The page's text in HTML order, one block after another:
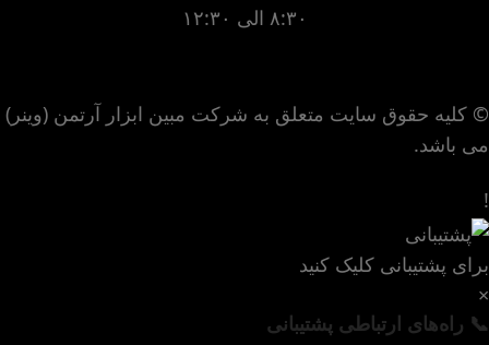
۸:۳۰ الی ۱۲:۳۰
© کلیه حقوق سایت متعلق به شرکت مبین ابزار آرتمن (وینر)
می باشد.
!
برای پشتیبانی کلیک کنید
×
📞 راه‌های ارتباطی پشتیبانی